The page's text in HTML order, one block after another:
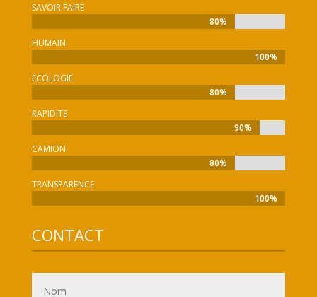
SAVOIR FAIRE
80%
80%
HUMAIN
100%
100%
ECOLOGIE
80%
80%
RAPIDITE
90%
90%
CAMION
80%
80%
TRANSPARENCE
100%
100%
CONTACT